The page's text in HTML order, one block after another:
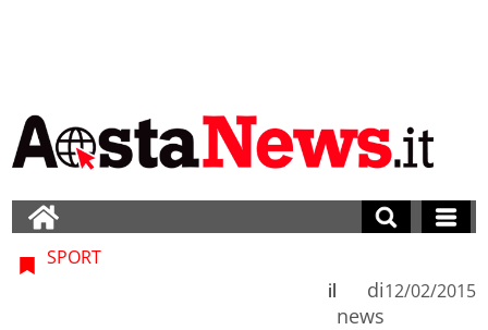
SPORT
di
news
il 12/02/2015